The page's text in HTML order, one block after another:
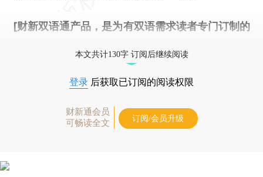
[财新双语通产品，是为有双语需求读者专门订制的
本文共计130字 订阅后继续阅读
登录 后获取已订阅的阅读权限
财新通会员
可畅读全文
订阅/会员升级